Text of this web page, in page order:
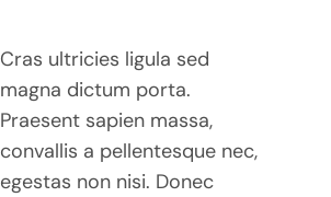
Cras ultricies ligula sed
magna dictum porta.
Praesent sapien massa,
convallis a pellentesque nec,
egestas non nisi. Donec